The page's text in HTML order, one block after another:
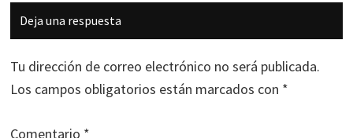
Interacciones
con
los
lectores
Deja una respuesta
Tu dirección de correo electrónico no será publicada.
Los campos obligatorios están marcados con *
Comentario *